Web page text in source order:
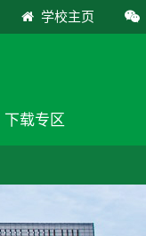
学校主页
下载专区